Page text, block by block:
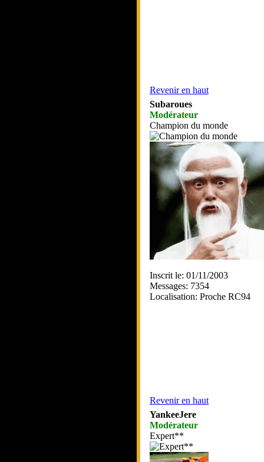
Revenir en haut
Subaroues
Modérateur
Champion du monde
Inscrit le: 01/11/2003
Messages: 7354
Localisation: Proche RC94
Revenir en haut
YankeeJere
Modérateur
Expert**